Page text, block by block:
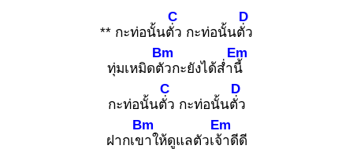
** กะท่อนั้นตั่ว
C
กะท่อนั้นตั่ว
D
ทุ่มเหมิดตัว
Bm
กะยังได้ส่ำนี้
Em
กะท่อนั้นตั่ว
C
กะท่อนั้นตั่ว
D
ฝากเขา
Bm
ให้ดูแลตัวเจ้า
Em
ดีดี